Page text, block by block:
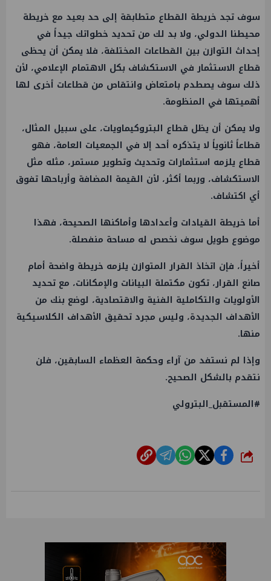
سوف تجد خريطة القطاع متطابقة إلى حد بعيد مع خريطة
محيطنا الدولي، ولا بد لك من تحديد خطواتك جيداً في
إحداث التوازن بين القطاعات المختلفة، فلا يمكن أن يحظى
قطاع الاستثمار في الاستكشاف بكل الاهتمام الإعلامي، لأن
ذلك سوف يصطدم بامتعاض وانتقاص من قطاعات أخرى لها
أهميتها في المنظومة.
ولا يمكن أن يظل قطاع البتروكيماويات، على سبيل المثال،
قطاعاً ثانوياً لا يتذكره أحد إلا في الجمعيات العامة، فهو
قطاع يلزمه استثمارات وتحديث وتطوير مستمر، مثله مثل
الاستكشاف، وربما أكثر، لأن القيمة المضافة وأرباحها تفوق
أي اكتشاف.
أما خريطة القيادات وأعدادها وأماكنها الصحيحة، فهذا
موضوع طويل سوف نخصص له مساحة منفصلة.
أخيراً، فإن اتخاذ القرار المتوازن يلزمه خريطة واضحة أمام
صانع القرار، تكون مكتملة البيانات والإمكانات، مع تحديد
الأولويات والتكاملية الفنية والاقتصادية، لوضع بنك من
الأهداف الجديدة، وليس مجرد تحقيق الأهداف الكلاسيكية
منها.
وإذا لم نستفد من آراء وحكمة العظماء السابقين، فلن
نتقدم بالشكل الصحيح.
#المستقبل_البترولي
شارك